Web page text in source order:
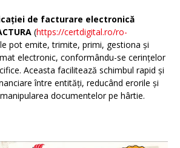
de facturare electronică
(https://certdigital.ro/ro-
pot emite, trimite, primi, gestiona și
electronic, conformându-se cerințelor
Aceasta facilitează schimbul rapid și
între entități, reducând erorile și
documentelor pe hârtie.